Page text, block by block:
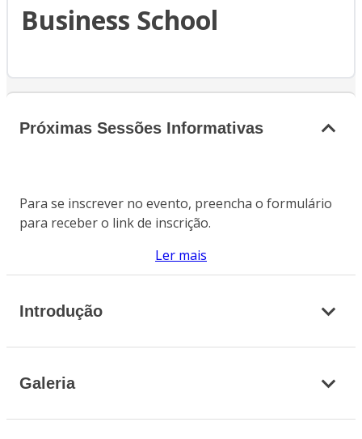
Business School
Próximas Sessões Informativas
Para se inscrever no evento, preencha o formulário
para receber o link de inscrição.
Ler mais
Introdução
Galeria